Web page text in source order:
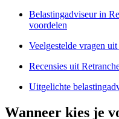
Belastingadviseur in
voordelen
Veelgestelde vragen
Recensies uit
Uitgelichte
Wanneer kies je